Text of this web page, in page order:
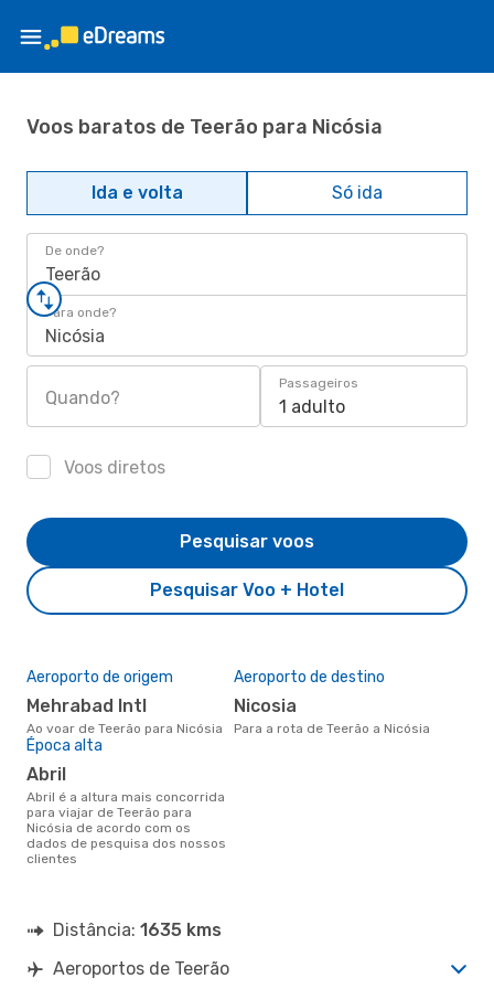
Voos baratos de Teerão para Nicósia
Ida e volta Só ida
De onde?
Teerão
Para onde?
Nicósia
Quando?
Passageiros
1 adulto
Voos diretos
Pesquisar Voo + Hotel
Pesquisar voos
Aeroporto de origem
Mehrabad Intl
Ao voar de Teerão para Nicósia
Aeroporto de destino
Nicosia
Para a rota de Teerão a Nicósia
Época alta
abril
abril é a altura mais concorrida
para viajar de Teerão para
Nicósia de acordo com os
dados de pesquisa dos nossos
clientes
Distância: 1635 kms
Aeroportos de Teerão